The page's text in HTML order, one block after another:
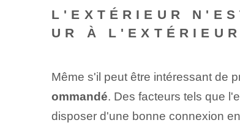
L'EXTÉRIEUR
UR À L'EXTÉRIEUR
Même s'il peut être intéressant de
ommandé. Des facteurs tels que
disposer d'une bonne connexion